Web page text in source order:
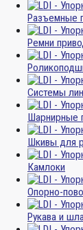
Разъемные
Ремни
Системы
Шарнирные
Шкивы для
Камлоки
Опорно-
Рукава и